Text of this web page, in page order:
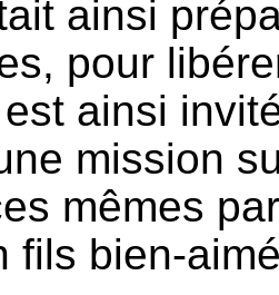
ainsi
pour
ainsi
mission
mêmes
fils bien-